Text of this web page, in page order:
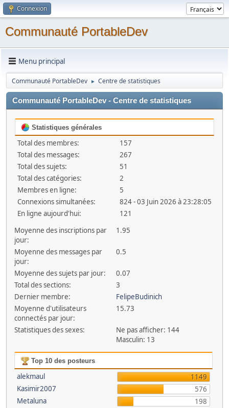
Connexion
Communauté PortableDev
Menu principal
Communauté PortableDev ► Centre de statistiques
Communauté PortableDev - Centre de statistiques
Statistiques générales
Total des membres:
157
Total des messages:
267
Total des sujets:
51
Total des catégories:
2
Membres en ligne:
5
Connexions simultanées:
824 - 03 Juin 2026 à 23:28:05
En ligne aujourd'hui:
121
Moyenne des inscriptions par
jour:
1.95
Moyenne des messages par
jour:
0.5
Moyenne des sujets par jour:
0.07
Total des sections:
3
Dernier membre:
FelipeBudinich
Moyenne d'utilisateurs
connectés par jour:
15.73
Statistiques des sexes:
Ne pas afficher: 144
Masculin: 13
Top 10 des posteurs
alekmaul
1149
Kasimir2007
576
Metaluna
198